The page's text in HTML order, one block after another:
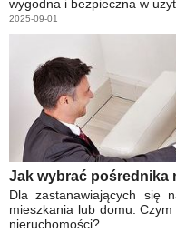
wygodna i bezpieczna w
2025-09-01
Jak wybrać pośrednika
Dla zastanawiających się
mieszkania lub domu.
nieruchomości?